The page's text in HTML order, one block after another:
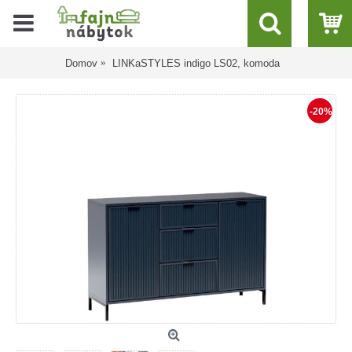
Domov LINKaSTYLES indigo LS02, komoda
-20%